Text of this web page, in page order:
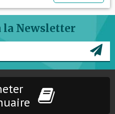
Newsletter